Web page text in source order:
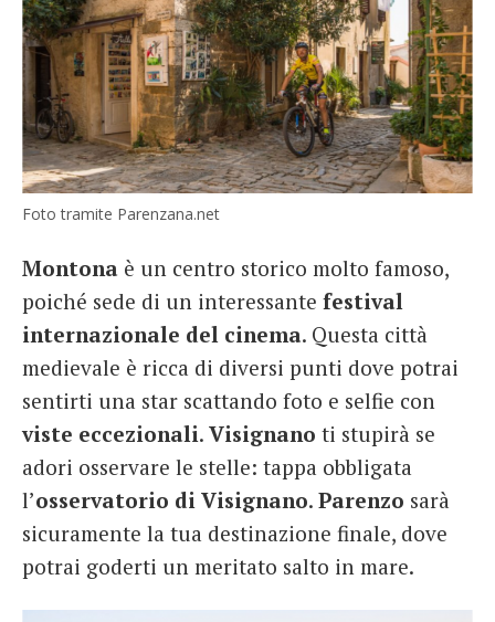
Foto tramite Parenzana.net
Montona è un centro storico molto famoso,
poiché sede di un interessante festival
internazionale del cinema. Questa città
medievale è ricca di diversi punti dove potrai
sentirti una star scattando foto e selfie con
viste eccezionali. Visignano ti stupirà se
adori osservare le stelle: tappa obbligata
l’osservatorio di Visignano. Parenzo sarà
sicuramente la tua destinazione finale, dove
potrai goderti un meritato salto in mare.